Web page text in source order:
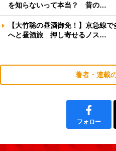
を知らないって本当？ 昔の…
【大竹聡の昼酒御免！】京急線
へと昼酒旅 押し寄せるノス…
著者・連載
フォロー